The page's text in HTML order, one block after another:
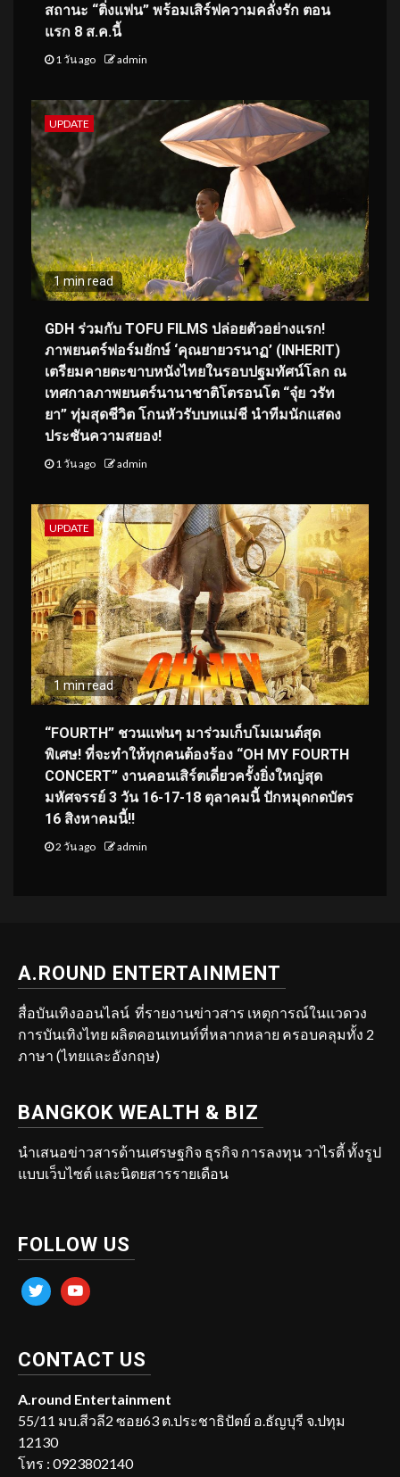
สถานะ “ติ่งแฟน” พร้อมเสิร์ฟความคลั่งรัก ตอน
แรก 8 ส.ค.นี้
1 วัน ago admin
UPDATE
1 min read
GDH ร่วมกับ TOFU FILMS ปล่อยตัวอย่างแรก!
ภาพยนตร์ฟอร์มยักษ์ ‘คุณยายวรนาฏ’ (INHERIT)
เตรียมคายตะขาบหนังไทยในรอบปฐมทัศน์โลก ณ
เทศกาลภาพยนตร์นานาชาติโตรอนโต “จุ๋ย วรัท
ยา” ทุ่มสุดชีวิต โกนหัวรับบทแม่ชี นำทีมนักแสดง
ประชันความสยอง!
1 วัน ago admin
UPDATE
1 min read
“FOURTH” ชวนแฟนๆ มาร่วมเก็บโมเมนต์สุด
พิเศษ! ที่จะทำให้ทุกคนต้องร้อง “OH MY FOURTH
CONCERT” งานคอนเสิร์ตเดี่ยวครั้งยิ่งใหญ่สุด
มหัศจรรย์ 3 วัน 16-17-18 ตุลาคมนี้ ปักหมุดกดบัตร
16 สิงหาคมนี้!!
2 วัน ago admin
A.ROUND ENTERTAINMENT
สื่อบันเทิงออนไลน์ ที่รายงานข่าวสาร เหตุการณ์ในแวดวง
การบันเทิงไทย ผลิตคอนเทนท์ที่หลากหลาย ครอบคลุมทั้ง 2
ภาษา (ไทยและอังกฤษ)
BANGKOK WEALTH & BIZ
นำเสนอข่าวสารด้านเศรษฐกิจ ธุรกิจ การลงทุน วาไรตี้ ทั้งรูป
แบบเว็บไซต์ และนิตยสารรายเดือน
FOLLOW US
twitter youtube
CONTACT US
A.round Entertainment
55/11 มบ.สีวลี2 ซอย63 ต.ประชาธิปัตย์ อ.ธัญบุรี จ.ปทุม
12130
โทร : 0923802140